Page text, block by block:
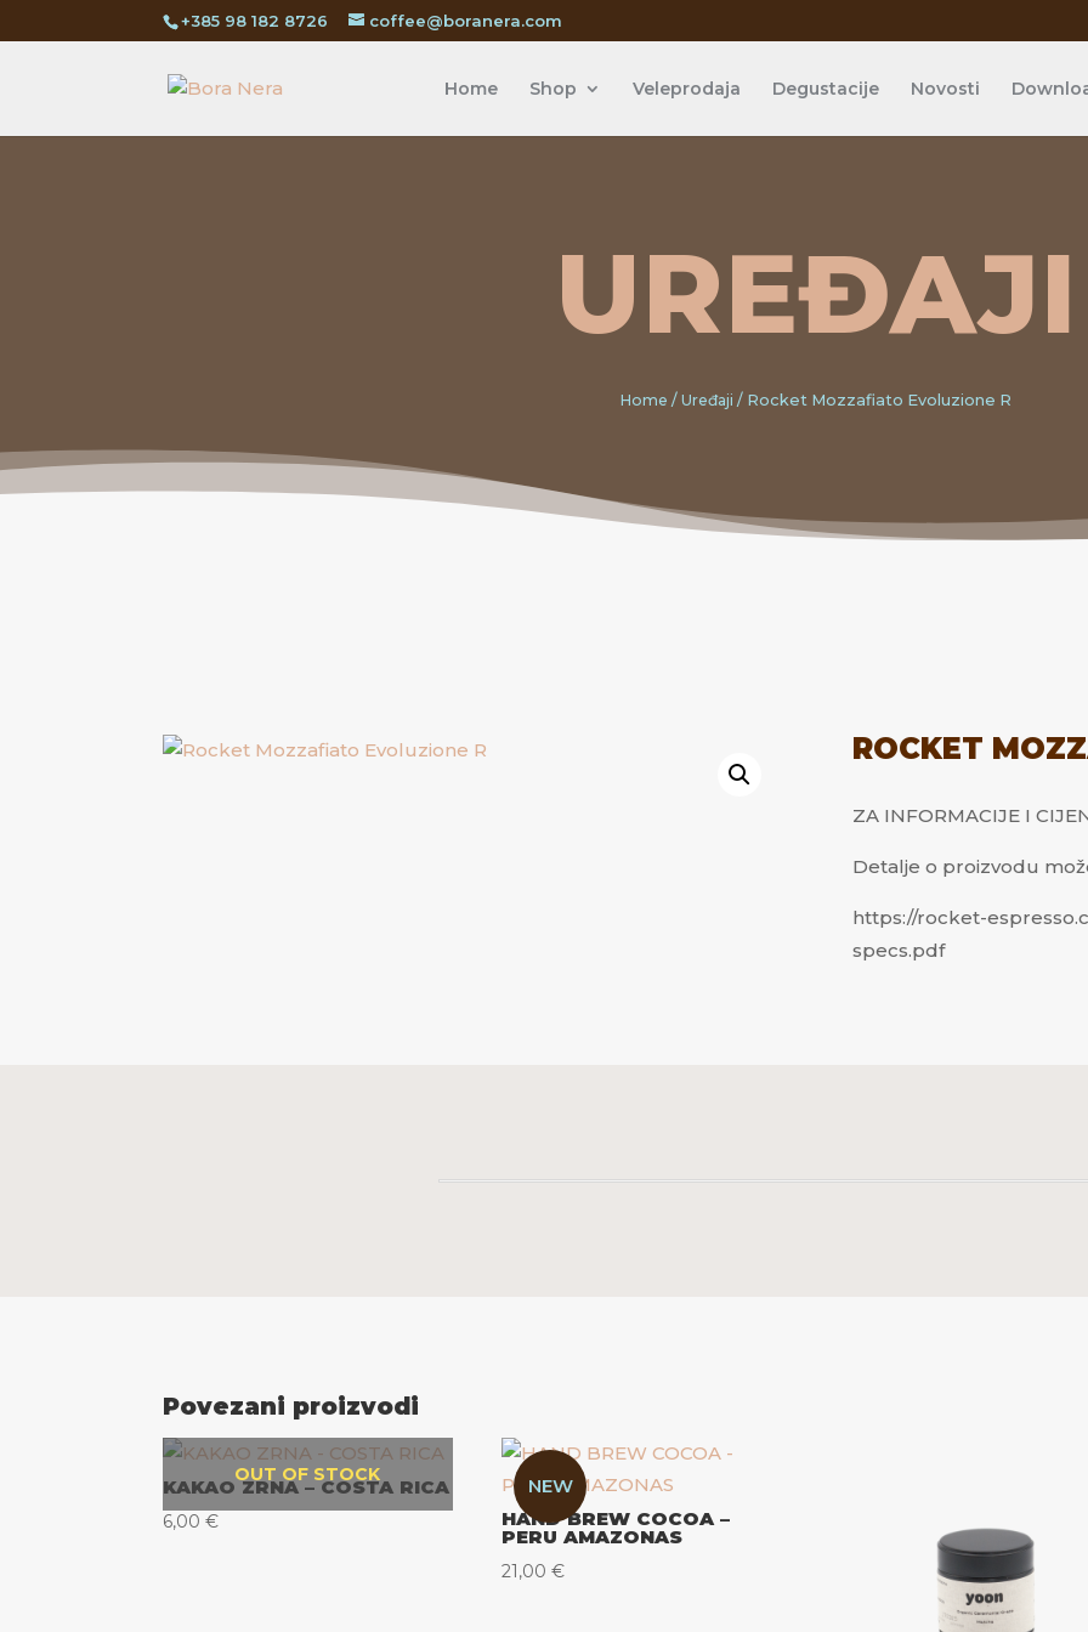
+385 98 182 8726 coffee@boranera.com
Home Shop Veleprodaja Degustacije Novosti
UREĐAJI
Home / Uređaji / Rocket Mozzafiato Evoluzione R
ROCKET
ZA INFORMACIJE I
Detalje o proizvodu
https://rocket-
specs.pdf
Povezani proizvodi
KAKAO ZRNA – COSTA RICA
6,00€
OUT OF STOCK
HAND BREW COCOA –
PERU AMAZONAS
21,00€
NEW